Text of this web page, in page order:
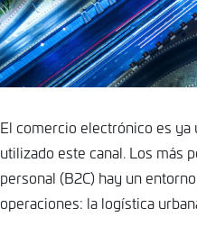
El comercio electrónico es ya
utilizado este canal. Los más
personal (B2C) hay un
operaciones: la logística